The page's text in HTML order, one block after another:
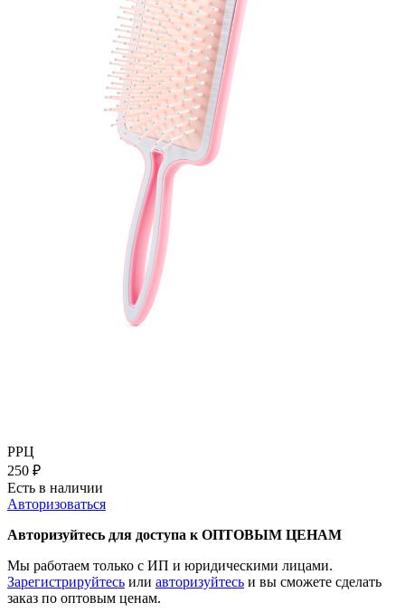
РРЦ
250 ₽
Есть в наличии
Авторизоваться
Авторизуйтесь для доступа к ОПТОВЫМ ЦЕНАМ
Мы работаем только с ИП и юридическими лицами.
Зарегистрируйтесь или авторизуйтесь и вы сможете сделать
заказ по оптовым ценам.